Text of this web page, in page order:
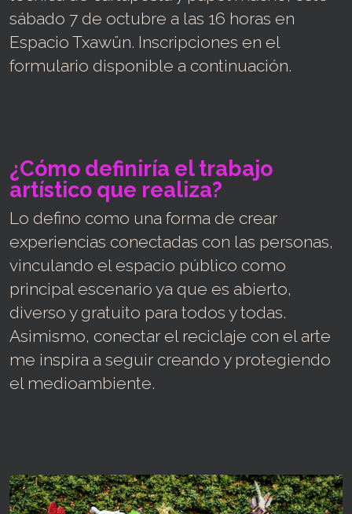
sábado 7 de octubre a las 16 horas en
Espacio Txawün. Inscripciones en el
formulario disponible a continuación.
¿Cómo definiría el trabajo
artístico que realiza?
Lo defino como una forma de crear
experiencias conectadas con las personas,
vinculando el espacio público como
principal escenario ya que es abierto,
diverso y gratuito para todos y todas.
Asimismo, conectar el reciclaje con el arte
me inspira a seguir creando y protegiendo
el medioambiente.